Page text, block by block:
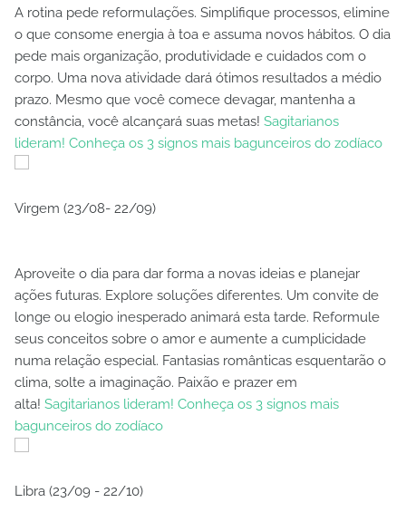
A rotina pede reformulações. Simplifique processos, elimine
o que consome energia à toa e assuma novos hábitos. O dia
pede mais organização, produtividade e cuidados com o
corpo. Uma nova atividade dará ótimos resultados a médio
prazo. Mesmo que você comece devagar, mantenha a
constância, você alcançará suas metas! Sagitarianos
lideram! Conheça os 3 signos mais bagunceiros do zodíaco
Virgem (23/08- 22/09)
Aproveite o dia para dar forma a novas ideias e planejar
ações futuras. Explore soluções diferentes. Um convite de
longe ou elogio inesperado animará esta tarde. Reformule
seus conceitos sobre o amor e aumente a cumplicidade
numa relação especial. Fantasias românticas esquentarão o
clima, solte a imaginação. Paixão e prazer em
alta! Sagitarianos lideram! Conheça os 3 signos mais
bagunceiros do zodíaco
Libra (23/09 - 22/10)